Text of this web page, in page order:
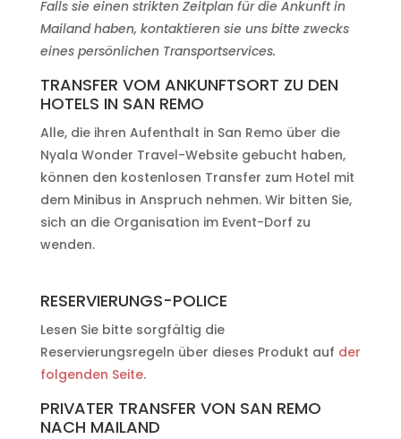
Falls sie einen strikten Zeitplan für die Ankunft in
Mailand haben, kontaktieren sie uns bitte zwecks
eines persönlichen Transportservices.
TRANSFER VOM ANKUNFTSORT ZU DEN
HOTELS IN SAN REMO
Alle, die ihren Aufenthalt in San Remo über die
Nyala Wonder Travel-Website gebucht haben,
können den kostenlosen Transfer zum Hotel mit
dem Minibus in Anspruch nehmen. Wir bitten Sie,
sich an die Organisation im Event-Dorf zu
wenden.
RESERVIERUNGS-POLICE
Lesen Sie bitte sorgfältig die
Reservierungsregeln über dieses Produkt auf der
folgenden Seite.
PRIVATER TRANSFER VON SAN REMO
NACH MAILAND